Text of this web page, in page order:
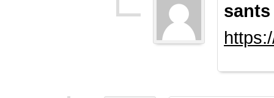
sants